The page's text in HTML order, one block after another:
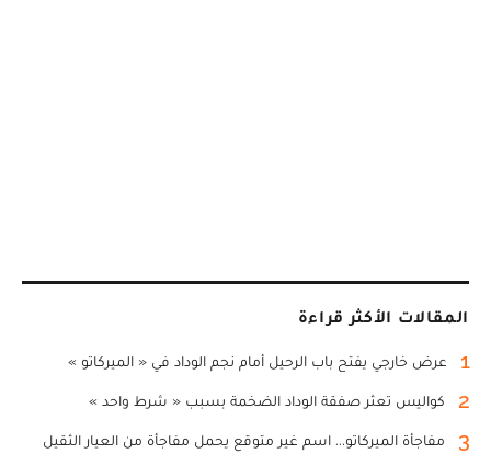
المقالات الأكثر قراءة
1 عرض خارجي يفتح باب الرحيل أمام نجم الوداد في « الميركاتو »
2 كواليس تعثر صفقة الوداد الضخمة بسبب « شرط واحد »
3
مفاجأة الميركاتو... اسم غير متوقع يحمل مفاجأة من العيار الثقيل